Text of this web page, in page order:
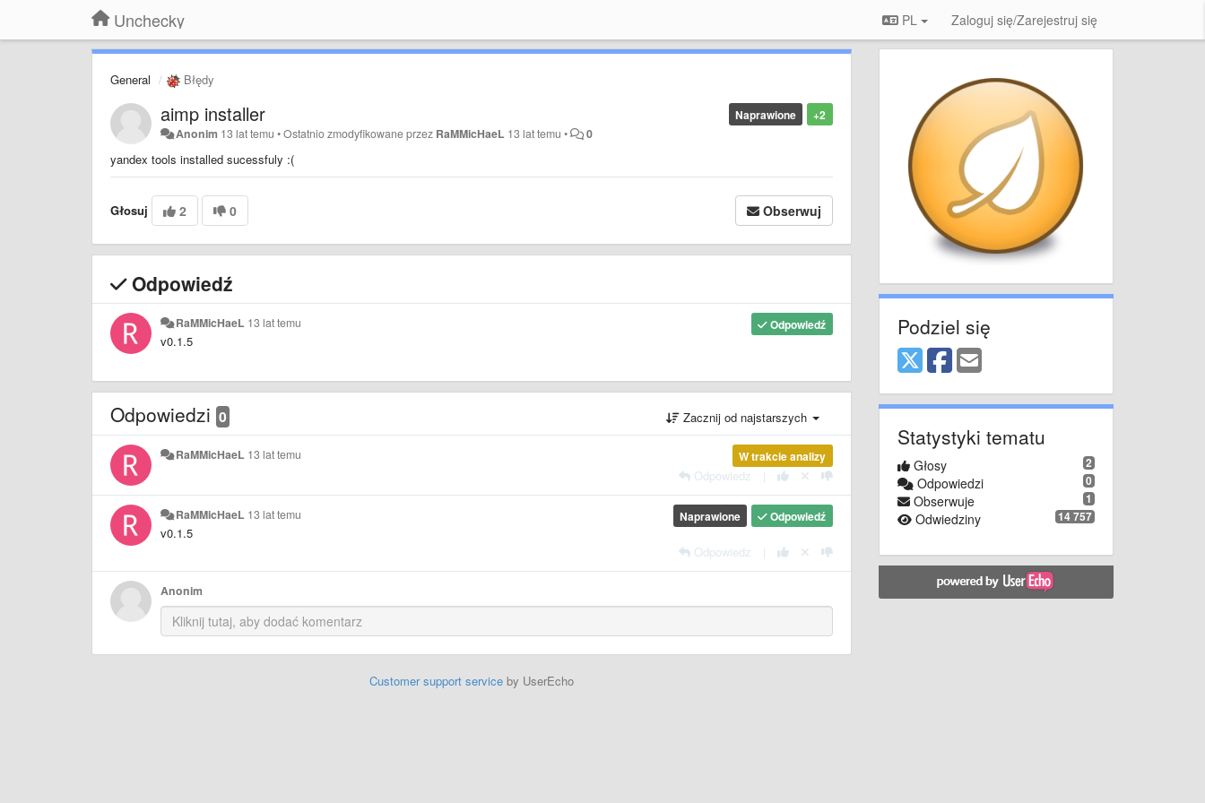
Unchecky PL Zaloguj się/Zarejestruj się
General Błędy
+2
Naprawione
aimp installer
Anonim 13 lat temu •Ostatnio zmodyfikowane przez RaMMicHaeL 13 lat temu • 0
yandex tools installed sucessfuly :(
Głosuj 2 0 Obserwuj
Odpowiedź
Odpowiedź
RaMMicHaeL 13 lat temu
v0.1.5
Odpowiedzi 0 Zacznij od najstarszych
W trakcie analizy
RaMMicHaeL 13 lat temu
Odpowiedz
Odpowiedź
Naprawione
RaMMicHaeL 13 lat temu
v0.1.5
Odpowiedz
Anonim
Customer support serviceby UserEcho
Podziel się
Statystyki tematu
2
Głosy
0
Odpowiedzi
1
Obserwuje
14 757
Odwiedziny